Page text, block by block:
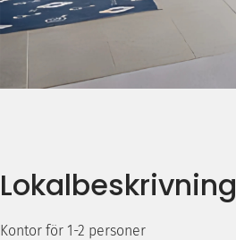
Lokalbeskrivning
Kontor för 1-2 personer